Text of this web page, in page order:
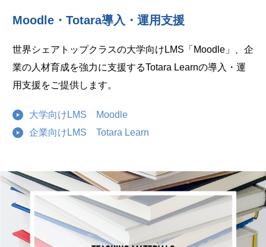
Moodle・Totara導入・運用支援
世界シェアトップクラスの大学向けLMS「Moodle」、企
業の人材育成を強力に支援するTotara Learnの導入・運
用支援をご提供します。
大学向けLMS Moodle
企業向けLMS Totara Learn